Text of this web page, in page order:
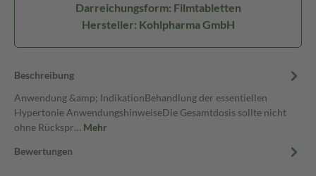
Darreichungsform: Filmtabletten
Hersteller: Kohlpharma GmbH
Beschreibung
Anwendung &amp; IndikationBehandlung der essentiellen
Hypertonie AnwendungshinweiseDie Gesamtdosis sollte nicht
ohne Rückspr… Mehr
Bewertungen